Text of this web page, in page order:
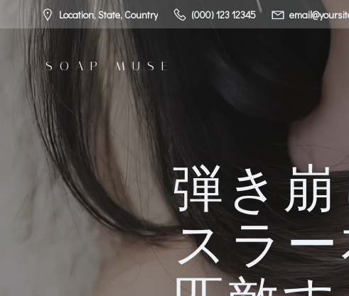
Location, State, Country (000) 123 12345
SOAP MUSE
弾き
スラ